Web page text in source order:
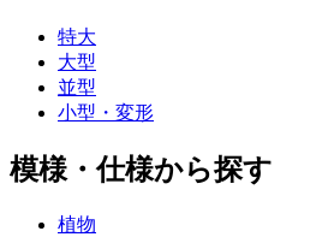
特大
大型
並型
小型・変形
模様・仕様から探す
植物